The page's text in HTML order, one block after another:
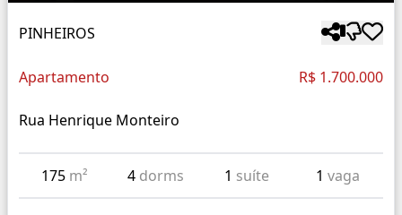
PINHEIROS
Apartamento R$ 1.700.000
Rua Henrique Monteiro
175 m² 4 dorms 1 suíte 1 vaga